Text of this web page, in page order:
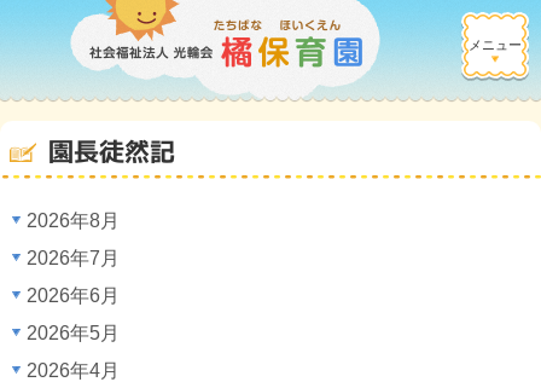
メニュー
園長徒然記
2026年8月
2026年7月
2026年6月
2026年5月
2026年4月